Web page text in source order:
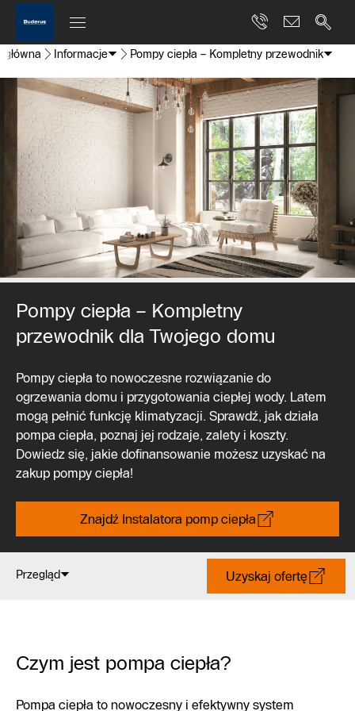
Informacje Pompy ciepła – Kompletny przewodnik
Pompy ciepła – Kompletny
przewodnik dla Twojego domu
Pompy ciepła to nowoczesne rozwiązanie do
ogrzewania domu i przygotowania ciepłej wody. Latem
mogą pełnić funkcję klimatyzacji. Sprawdź, jak działa
pompa ciepła, poznaj jej rodzaje, zalety i koszty.
Dowiedz się, jakie dofinansowanie możesz uzyskać na
zakup pompy ciepła!
Znajdź Instalatora pomp ciepła
Przegląd Uzyskaj ofertę
Czym jest pompa ciepła?
Pompa ciepła to nowoczesny i efektywny system